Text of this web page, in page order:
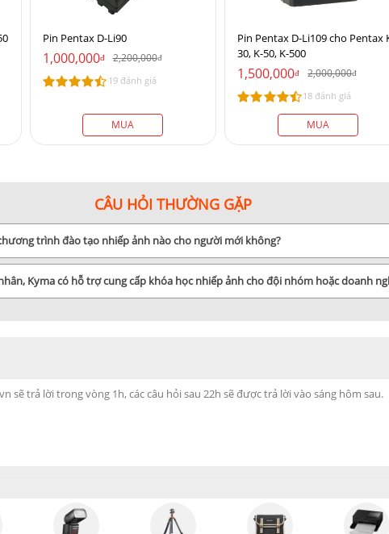
Pin Pentax D-Li90
1,000,000đ 2,200,000đ
19 đánh giá
MUA
Pin Pentax D-Li109 cho Pentax
30, K-50, K-500
1,500,000đ 2,000,000đ
18 đánh giá
MUA
CÂU HỎI THƯỜNG GẶP
trình đào tạo nhiếp ảnh nào cho người mới không?
Kyma có hỗ trợ cung cấp khóa học nhiếp ảnh cho đội nhóm hoặc doanh